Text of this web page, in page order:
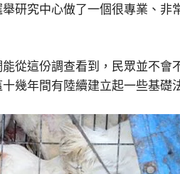
研究中心做了一個很專業、
從這份調查看到，民眾並不
幾年間有陸續建立起一些基礎